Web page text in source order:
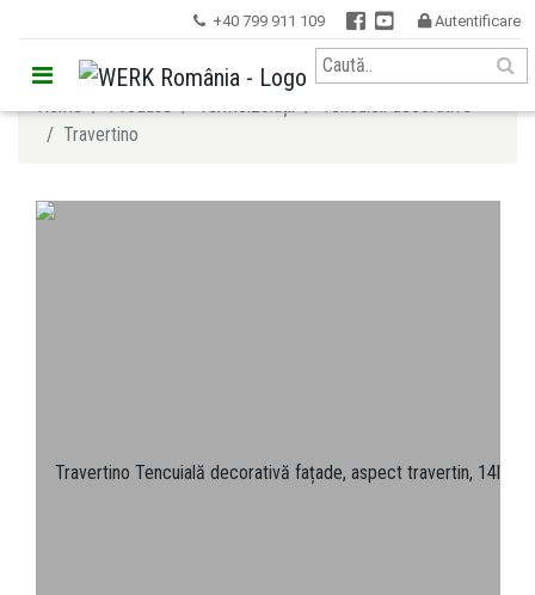
 +40 799 911 109   Autentificare
Home Produse Termoizolații
Tencuieli decorative
Travertino